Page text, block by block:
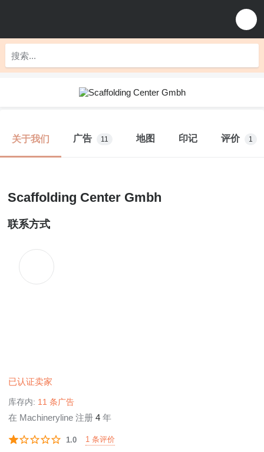
关于我们 广告 11 地图 印记 评价 1
Scaffolding Center Gmbh
联系方式
已认证卖家
库存内: 11 条广告
在 Machineryline 注册 4 年
1.0 1 条评价